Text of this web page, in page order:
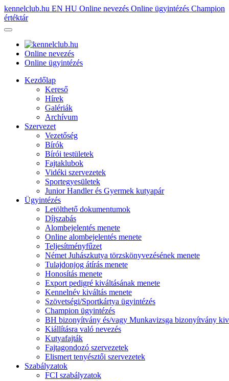
kennelclub.hu EN HU Online nevezés Online ügyintézés Champion
értéktár
Online nevezés
Online ügyintézés
Kezdőlap
Kereső
Hírek
Galériák
Archívum
Szervezet
Vezetőség
Bírók
Bírói testületek
Fajtaklubok
Vidéki szervezetek
Sportegyesületek
Junior Handler és Gyermek kutyapár
Ügyintézés
Letölthető dokumentumok
Díjszabás
Alombejelentés menete
Online alombejelentés menete
Teljesítményfűzet
Német Juhászkutya törzskönyvezésének menete
Tulajdonjog átírás menete
Honosítás menete
Export pedigré kiváltásának menete
Kennelnév kiváltás menete
Szövetségi/Sportkártya ügyintézés
Champion ügyintézés
BH bizonyítvány és/vagy Munkavizsga bizonyítvány
Kiállításra való nevezés
Kutyafajták
Fajtagondozó szervezetek
Elismert tenyésztői szervezetek
Szabályzatok
FCI szabályzatok